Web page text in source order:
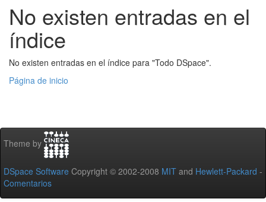
No existen entradas en el
índice
No existen entradas en el índice para "Todo DSpace".
Página de inicio
Theme by
DSpace Software Copyright © 2002-2008 MIT and Hewlett-Packard -
Comentarios